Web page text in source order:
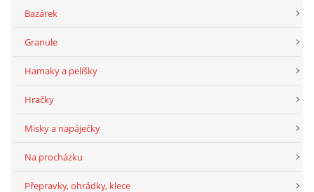
Bazárek
Granule
Hamaky a pelíšky
Hračky
Misky a napáječky
Na procházku
Přepravky, ohrádky, klece